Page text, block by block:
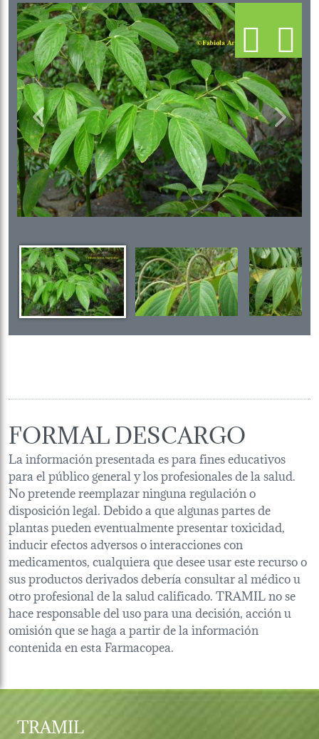
Previous Next
FORMAL DESCARGO
La información presentada es para fines educativos
para el público general y los profesionales de la salud.
No pretende reemplazar ninguna regulación o
disposición legal. Debido a que algunas partes de
plantas pueden eventualmente presentar toxicidad,
inducir efectos adversos o interacciones con
medicamentos, cualquiera que desee usar este recurso o
sus productos derivados debería consultar al médico u
otro profesional de la salud calificado. TRAMIL no se
hace responsable del uso para una decisión, acción u
omisión que se haga a partir de la información
contenida en esta Farmacopea.
TRAMIL